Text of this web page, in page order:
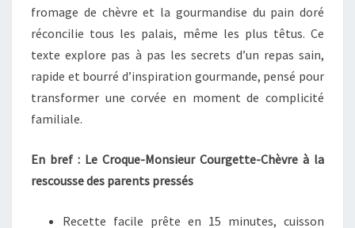
fromage de chèvre et la gourmandise du pain doré
réconcilie tous les palais, même les plus têtus. Ce
texte explore pas à pas les secrets d’un repas sain,
rapide et bourré d’inspiration gourmande, pensé pour
transformer une corvée en moment de complicité
familiale.
En bref : Le Croque-Monsieur Courgette-Chèvre à la
rescousse des parents pressés
Recette facile prête en 15 minutes, cuisson